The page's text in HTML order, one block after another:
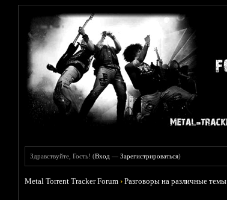
Здравствуйте, Гость! (Вход —Зарегистрироваться)
Metal Torrent Tracker Forum ›Разговоры на различные темы